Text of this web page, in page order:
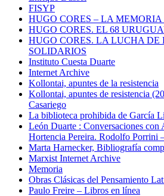
FISYP
HUGO CORES – LA
HUGO CORES. EL 68
HUGO CORES. LA LUCHA DE
SOLIDARIOS
Instituto Cuesta Duarte
Internet Archive
Kollontai, apuntes de la resistencia
Kollontai, apuntes de resistencia
Casariego
La biblioteca prohibida de García
León Duarte : Conversaciones con
Hortencia Pereira. Rodolfo Porrini
Marta Harnecker, Bibliografía
Marxist Internet Archive
Memoria
Obras Clásicas del Pensamiento
Paulo Freire – Libros en línea